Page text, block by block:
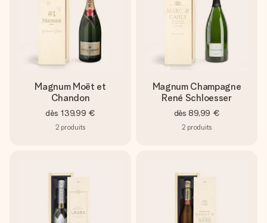
Magnum Moët et
Chandon
dès 139,99 €
2 produits
Magnum Champagne
René Schloesser
dès 89,99 €
2 produits